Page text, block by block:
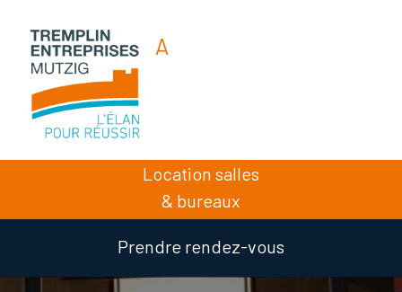
A A A
Location salles
& bureaux
Prendre rendez-vous